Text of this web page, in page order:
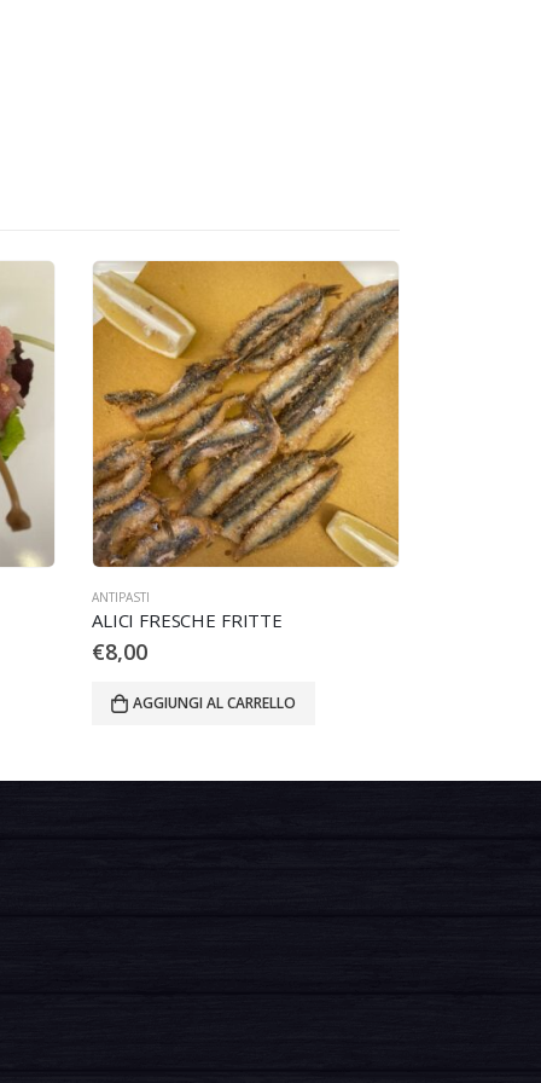
ANTIPASTI
ALICI FRESCHE FRITTE
€8,00
AGGIUNGI AL CARRELLO